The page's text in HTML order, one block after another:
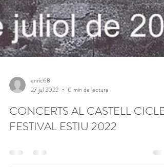
enric68